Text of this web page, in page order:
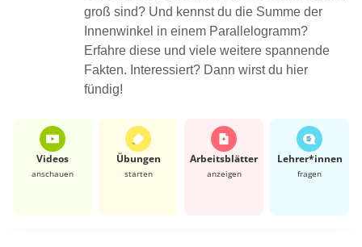
groß sind? Und kennst du die Summe der
Innenwinkel in einem Parallelogramm?
Erfahre diese und viele weitere spannende
Fakten. Interessiert? Dann wirst du hier
fündig!
Videos
anschauen
Übungen
starten
Arbeits­blätter
anzeigen
Lehrer*​innen
fragen